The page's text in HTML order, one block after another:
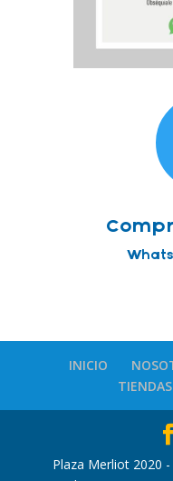
INICIO
TIENDAS
Plaza Merliot 2020